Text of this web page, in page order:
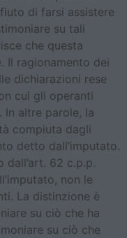
di farsi assistere
su tali
che questa
Il ragionamento dei
dichiarazioni rese
cui gli operanti
In altre parole, la
compiuta dagli
detto dall’imputato.
62 c.p.p.
non le
La distinzione è
su ciò che ha
su ciò che